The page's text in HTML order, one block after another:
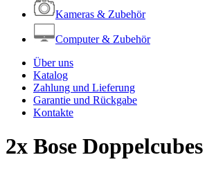
Kameras & Zubehör
Computer & Zubehör
Über uns
Katalog
Zahlung und Lieferung
Garantie und Rückgabe
Kontakte
2x Bose